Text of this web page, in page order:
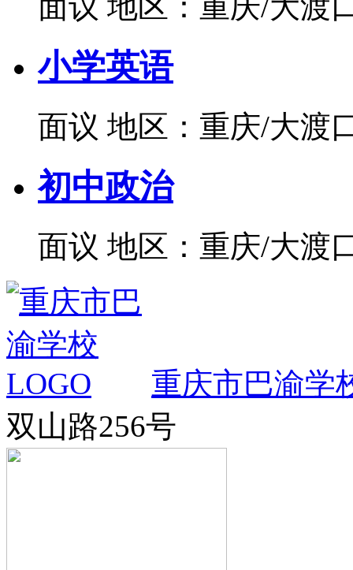
面议 地区：重庆/大渡
小学英语
面议 地区：重庆/大渡
初中政治
面议 地区：重庆/大渡
重庆市巴渝学
双山路256号